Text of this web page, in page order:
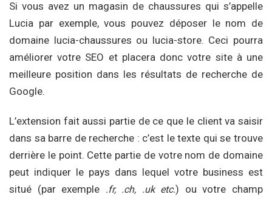
Si vous avez un magasin de chaussures qui s’appelle
Lucia par exemple, vous pouvez déposer le nom de
domaine lucia-chaussures ou lucia-store. Ceci pourra
améliorer votre SEO et placera donc votre site à une
meilleure position dans les résultats de recherche de
Google.
L’extension fait aussi partie de ce que le client va saisir
dans sa barre de recherche : c’est le texte qui se trouve
derrière le point. Cette partie de votre nom de domaine
peut indiquer le pays dans lequel votre business est
situé (par exemple .fr, .ch, .uk etc.) ou votre champ